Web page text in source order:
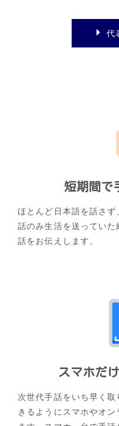
代
短期間で
ほとんど日本語を話さ
話のみ生活を送ってい
話をお伝えします。
スマホだ
次世代手話をいち早く
きるようにスマホやオ